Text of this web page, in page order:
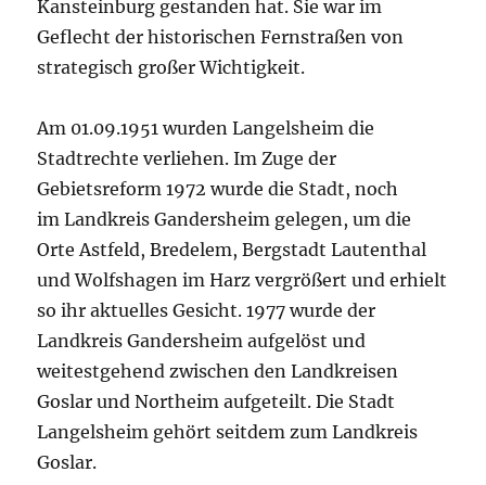
Kansteinburg gestanden hat. Sie war im
Geflecht der historischen Fernstraßen von
strategisch großer Wichtigkeit.
Am 01.09.1951 wurden Langelsheim die
Stadtrechte verliehen. Im Zuge der
Gebietsreform 1972 wurde die Stadt, noch
im Landkreis Gandersheim gelegen, um die
Orte Astfeld, Bredelem, Bergstadt Lautenthal
und Wolfshagen im Harz vergrößert und erhielt
so ihr aktuelles Gesicht. 1977 wurde der
Landkreis Gandersheim aufgelöst und
weitestgehend zwischen den Landkreisen
Goslar und Northeim aufgeteilt. Die Stadt
Langelsheim gehört seitdem zum Landkreis
Goslar.